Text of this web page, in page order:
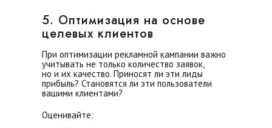
5. Оптимизация на основе
целевых клиентов
При оптимизации рекламной кампании важно
учитывать не только количество заявок,
но и их качество. Приносят ли эти лиды
прибыль? Становятся ли эти пользователи
вашими клиентами?
Оценивайте: